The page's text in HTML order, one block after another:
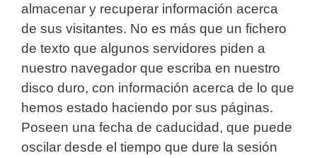
almacenar y recuperar información acerca
de sus visitantes. No es más que un fichero
de texto que algunos servidores piden a
nuestro navegador que escriba en nuestro
disco duro, con información acerca de lo que
hemos estado haciendo por sus páginas.
Poseen una fecha de caducidad, que puede
oscilar desde el tiempo que dure la sesión